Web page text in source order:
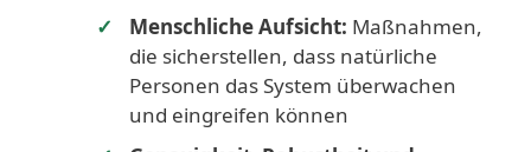
Menschliche Aufsicht: Maßnahmen,
die sicherstellen, dass natürliche
Personen das System überwachen
und eingreifen können